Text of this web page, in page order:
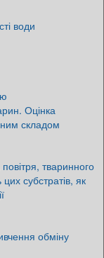
води
Оцінка
складом
тваринного
субстратів, як
обміну